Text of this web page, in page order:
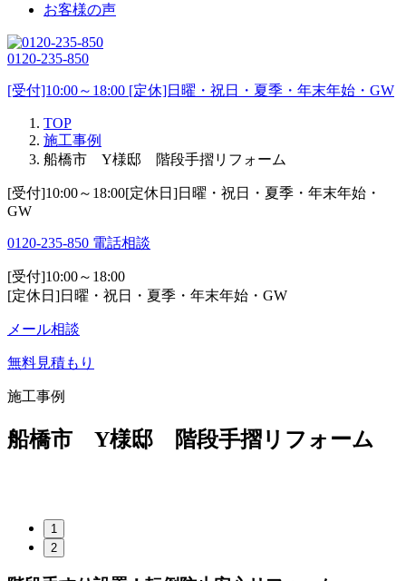
お客様の声
0120-235-850
[受付]10:00～18:00 [定休]日曜・祝日・夏季・年末年始・GW
TOP
施工事例
船橋市 Y様邸 階段手摺リフォーム
[受付]10:00～18:00[定休日]日曜・祝日・夏季・年末年始・
GW
0120-235-850 電話相談
[受付]10:00～18:00
[定休日]日曜・祝日・夏季・年末年始・GW
メール相談
無料見積もり
施工事例
船橋市 Y様邸 階段手摺リフォーム
1
2